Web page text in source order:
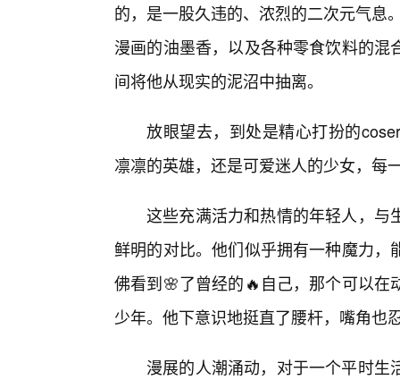
的，是一股久违的、浓烈的二次元气息
漫画的油墨香，以及各种零食饮料的
间将他从现实的泥沼中抽离。
放眼望去，到处是精心打扮的
凛凛的英雄，还是可爱迷人的少女，每
这些充满活力和热情的年轻人，与
鲜明的对比。他们似乎拥有一种魔力
佛看到🌸了曾经的🔥自己，那个可以
少年。他下意识地挺直了腰杆，嘴角也
漫展的人潮涌动，对于一个平时